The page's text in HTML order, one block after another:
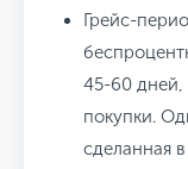
Грейс-
45-60 дней,
покупки.
сделанная